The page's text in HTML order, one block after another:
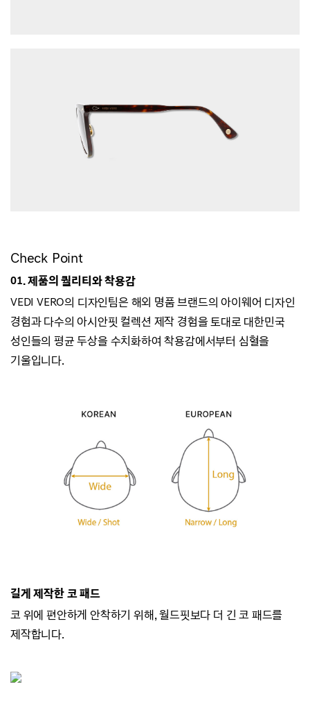
Check Point
01. 제품의 퀄리티와 착용감
VEDI VERO의 디자인팀은 해외 명품 브랜드의 아이웨어 디자인
경험과 다수의 아시안핏 컬렉션 제작 경험을 토대로 대한민국
성인들의 평균 두상을 수치화하여착용감에서부터 심혈을
기울입니다.
길게 제작한 코 패드
코 위에 편안하게 안착하기 위해, 월드핏보다 더 긴 코 패드를
제작합니다.